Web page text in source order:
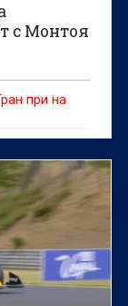
с Монтоя
при на